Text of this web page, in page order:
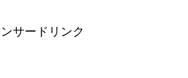
サードリンク